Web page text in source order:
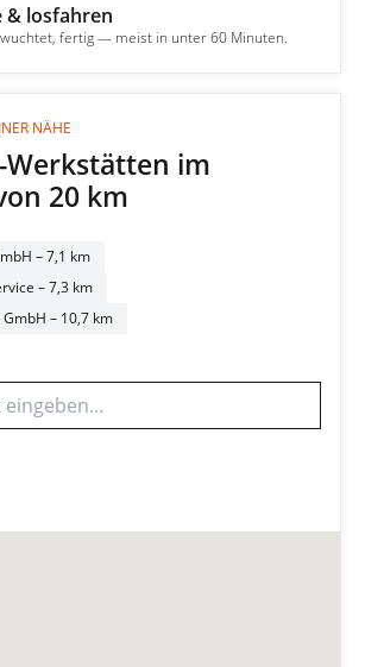
& losfahren
fertig — meist in unter 60 Minuten.
NÄHE
Werkstätten im
20 km
– 7,1 km
– 7,3 km
– 10,7 km